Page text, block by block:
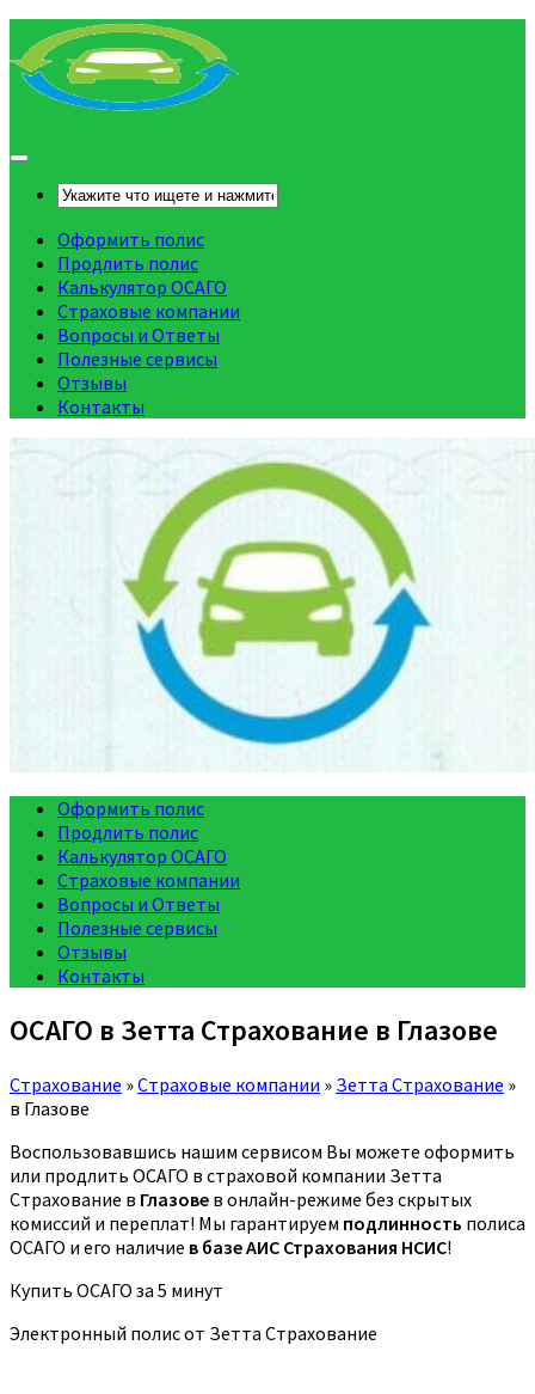
Оформить полис
Продлить полис
Калькулятор ОСАГО
Страховые компании
Вопросы и Ответы
Полезные сервисы
Отзывы
Контакты
Оформить полис
Продлить полис
Калькулятор ОСАГО
Страховые компании
Вопросы и Ответы
Полезные сервисы
Отзывы
Контакты
ОСАГО в Зетта Страхование в Глазове
Страхование »Страховые компании » Зетта Страхование »
в Глазове
Воспользовавшись нашим сервисом Вы можете оформить
или продлить ОСАГО в страховой компании Зетта
Страхование в Глазове в онлайн-режиме без скрытых
комиссий и переплат! Мы гарантируем подлинность полиса
ОСАГО и его наличие в базе АИС Страхования НСИС!
Купить ОСАГО за 5 минут
Электронный полис от Зетта Страхование